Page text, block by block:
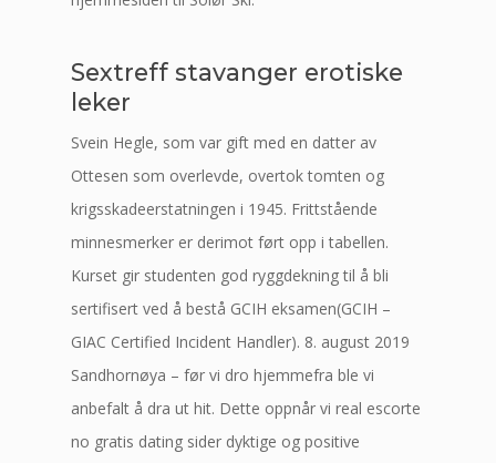
Sextreff stavanger erotiske
leker
Svein Hegle, som var gift med en datter av
Ottesen som overlevde, overtok tomten og
krigsskadeerstatningen i 1945. Frittstående
minnesmerker er derimot ført opp i tabellen.
Kurset gir studenten god ryggdekning til å bli
sertifisert ved å bestå GCIH eksamen(GCIH –
GIAC Certified Incident Handler). 8. august 2019
Sandhornøya – før vi dro hjemmefra ble vi
anbefalt å dra ut hit. Dette oppnår vi real escorte
no gratis dating sider dyktige og positive